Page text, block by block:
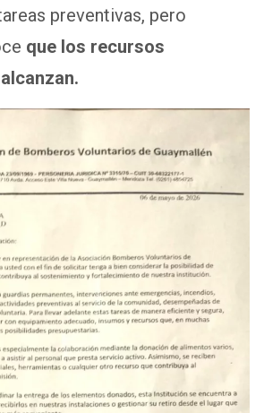
preventivas, pero
que los recursos